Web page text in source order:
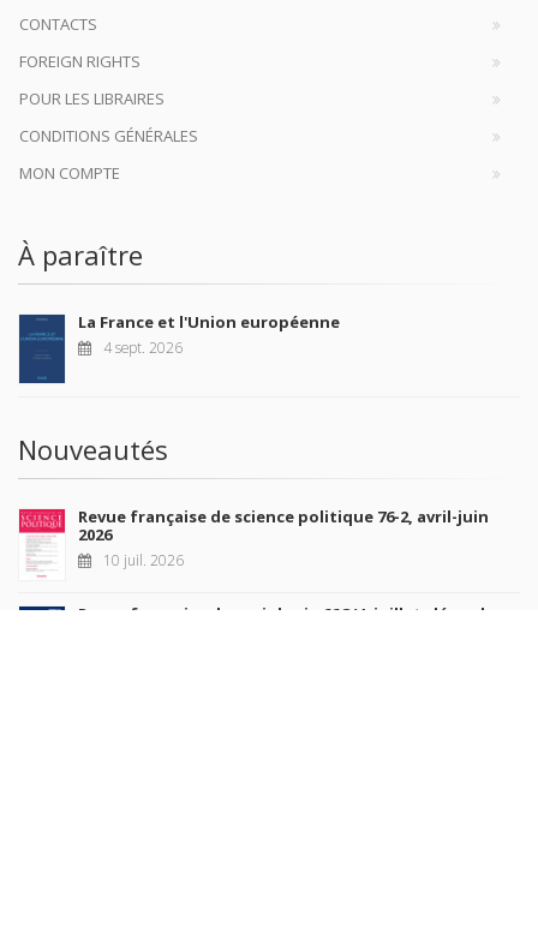
CONTACTS
FOREIGN RIGHTS
POUR LES LIBRAIRES
CONDITIONS GÉNÉRALES
MON COMPTE
À paraître
La France et l'Union européenne
4 sept. 2026
Nouveautés
Revue française de science politique 76-2, avril-juin
2026
10 juil. 2026
Revue française de sociologie 66 3/4, juillet-décembre